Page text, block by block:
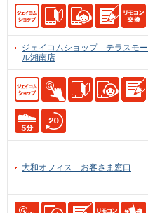
ジェイコムショップ テラスモー
ル湘南店
大和オフィス お客さま窓口